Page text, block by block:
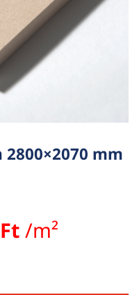
mm
Ft /m²
mennyiség